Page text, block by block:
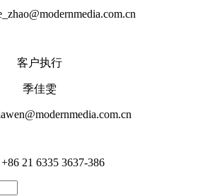
客户执行
季佳雯
21 6335 3637-386